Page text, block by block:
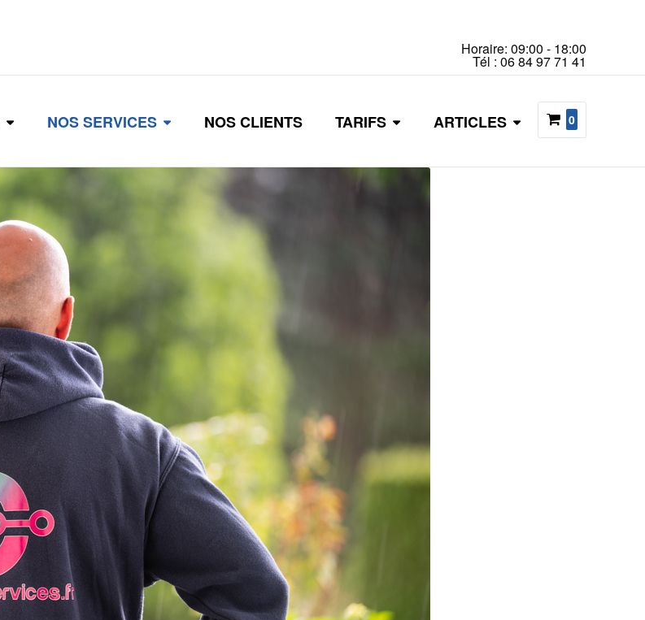
Horaire: 09:00 - 18:00
Tél : 06 84 97 71 41
NOS SERVICES NOS CLIENTS TARIFS ARTICLES 0